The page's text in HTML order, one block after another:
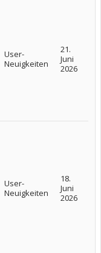
User-
Neuigkeiten
21.
Juni
2026
User-
Neuigkeiten
18.
Juni
2026